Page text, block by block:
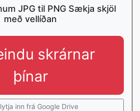
JPG til PNG Sækja skjöl
með vellíðan
skrárnar
þínar
inn frá Google Drive